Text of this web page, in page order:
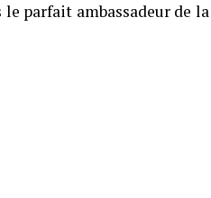
parfait ambassadeur de la